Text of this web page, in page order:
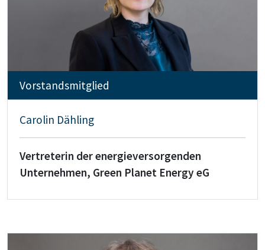
Vorstandsmitglied
Carolin Dähling
Vertreterin derenergieversorgenden
Unternehmen, Green Planet Energy eG